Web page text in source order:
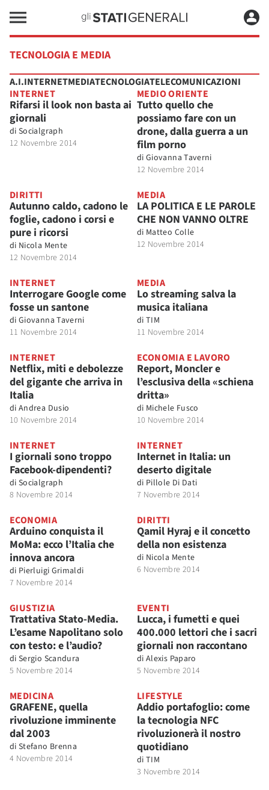
TECNOLOGIA E MEDIA
A.I.INTERNETMEDIATECNOLOGIATELECOMUNICAZIONI
INTERNET
Rifarsi il look non basta ai
giornali
di Socialgraph
12 Novembre 2014
MEDIO ORIENTE
Tutto quello che
possiamo fare con un
drone, dalla guerra a un
film porno
di Giovanna Taverni
12 Novembre 2014
DIRITTI
Autunno caldo, cadono le
foglie, cadono i corsi e
pure i ricorsi
di Nicola Mente
12 Novembre 2014
MEDIA
LA POLITICA E LE PAROLE
CHE NON VANNO OLTRE
di Matteo Colle
12 Novembre 2014
INTERNET
Interrogare Google come
fosse un santone
di Giovanna Taverni
11 Novembre 2014
MEDIA
Lo streaming salva la
musica italiana
di TIM
11 Novembre 2014
INTERNET
Netflix, miti e debolezze
del gigante che arriva in
Italia
di Andrea Dusio
10 Novembre 2014
ECONOMIA E LAVORO
Report, Moncler e
l’esclusiva della «schiena
dritta»
di Michele Fusco
10 Novembre 2014
INTERNET
I giornali sono troppo
Facebook-dipendenti?
di Socialgraph
8 Novembre 2014
INTERNET
Internet in Italia: un
deserto digitale
di Pillole Di Dati
7 Novembre 2014
ECONOMIA
Arduino conquista il
MoMa: ecco l’Italia che
innova ancora
di Pierluigi Grimaldi
7 Novembre 2014
DIRITTI
Qamil Hyraj e il concetto
della non esistenza
di Nicola Mente
6 Novembre 2014
GIUSTIZIA
Trattativa Stato-Media.
L’esame Napolitano solo
con testo: e l’audio?
di Sergio Scandura
5 Novembre 2014
EVENTI
Lucca, i fumetti e quei
400.000 lettori che i sacri
giornali non raccontano
di Alexis Paparo
5 Novembre 2014
MEDICINA
GRAFENE, quella
rivoluzione imminente
dal 2003
di Stefano Brenna
4 Novembre 2014
LIFESTYLE
Addio portafoglio: come
la tecnologia NFC
rivoluzionerà il nostro
quotidiano
di TIM
3 Novembre 2014